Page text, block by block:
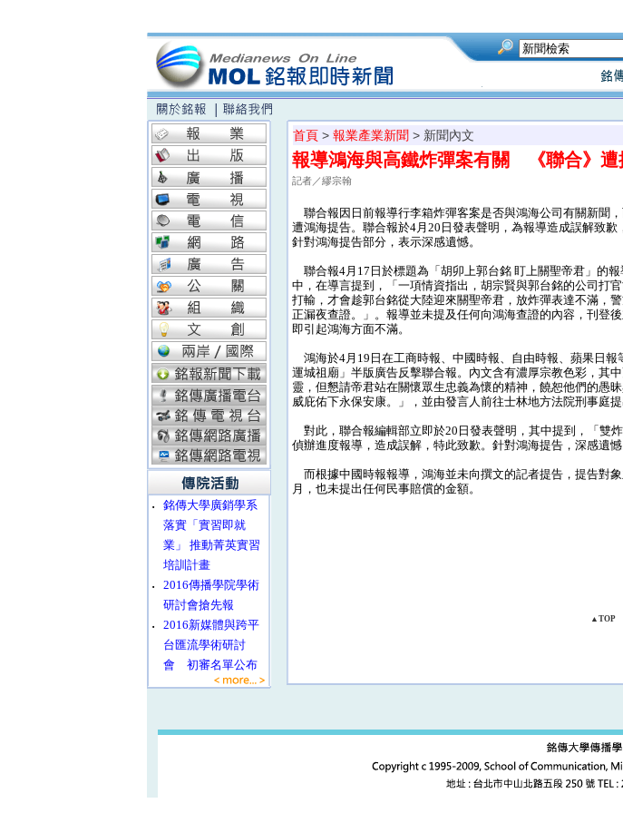
‧
銘傳大學廣銷學系
落實「實習即就
業」 推動菁英實習
培訓計畫
‧
2016傳播學院學術
研討會搶先報
‧
2016新媒體與跨平
台匯流學術研討
會 初審名單公布
首頁 > 報業產業新聞 > 新聞內文
報導鴻海與高鐵炸彈案有關 《聯合》遭
記者／繆宗翰
聯合報因日前報導行李箱炸彈客案是否與鴻海公司有關新聞
遭鴻海提告。聯合報於4月20日發表聲明，為報導造成誤解致歉
針對鴻海提告部分，表示深感遺憾。
聯合報4月17日於標題為「胡卯上郭台銘 盯上關聖帝君」的報
中，在導言提到，「一項情資指出，胡宗賢與郭台銘的公司打官
打輸，才會趁郭台銘從大陸迎來關聖帝君，放炸彈表達不滿，
正漏夜查證。」。報導並未提及任何向鴻海查證的內容，刊登
即引起鴻海方面不滿。
鴻海於4月19日在工商時報、中國時報、自由時報、蘋果日
運城祖廟」半版廣告反擊聯合報。內文含有濃厚宗教色彩，其
靈，但懇請帝君站在關懷眾生忠義為懷的精神，饒恕他們的愚
威庇佑下永保安康。」，並由發言人前往士林地方法院刑事庭
對此，聯合報編輯部立即於20日發表聲明，其中提到，「雙
偵辦進度報導，造成誤解，特此致歉。針對鴻海提告，深感遺憾
而根據中國時報報導，鴻海並未向撰文的記者提告，提告對
月，也未提出任何民事賠償的金額。
▲TOP